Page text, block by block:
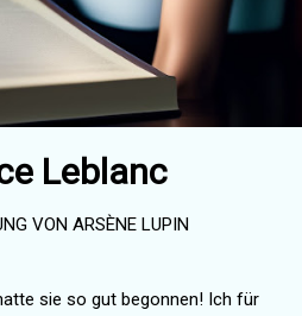
Leblanc
VON ARSÈNE LUPIN
sie so gut begonnen! Ich für